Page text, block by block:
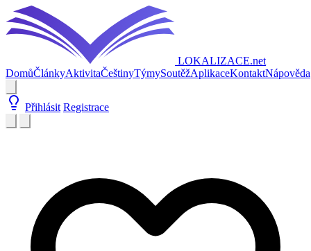
LOKALIZACE.net
DomůČlánkyAktivitaČeštinyTýmySoutěžAplikaceKontaktNápověda
Přihlásit Registrace